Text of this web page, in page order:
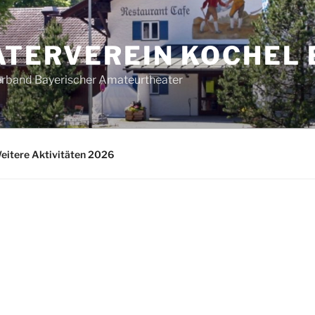
KOCHEL
Bayerischer Amateurtheater
Aktivitäten 2026